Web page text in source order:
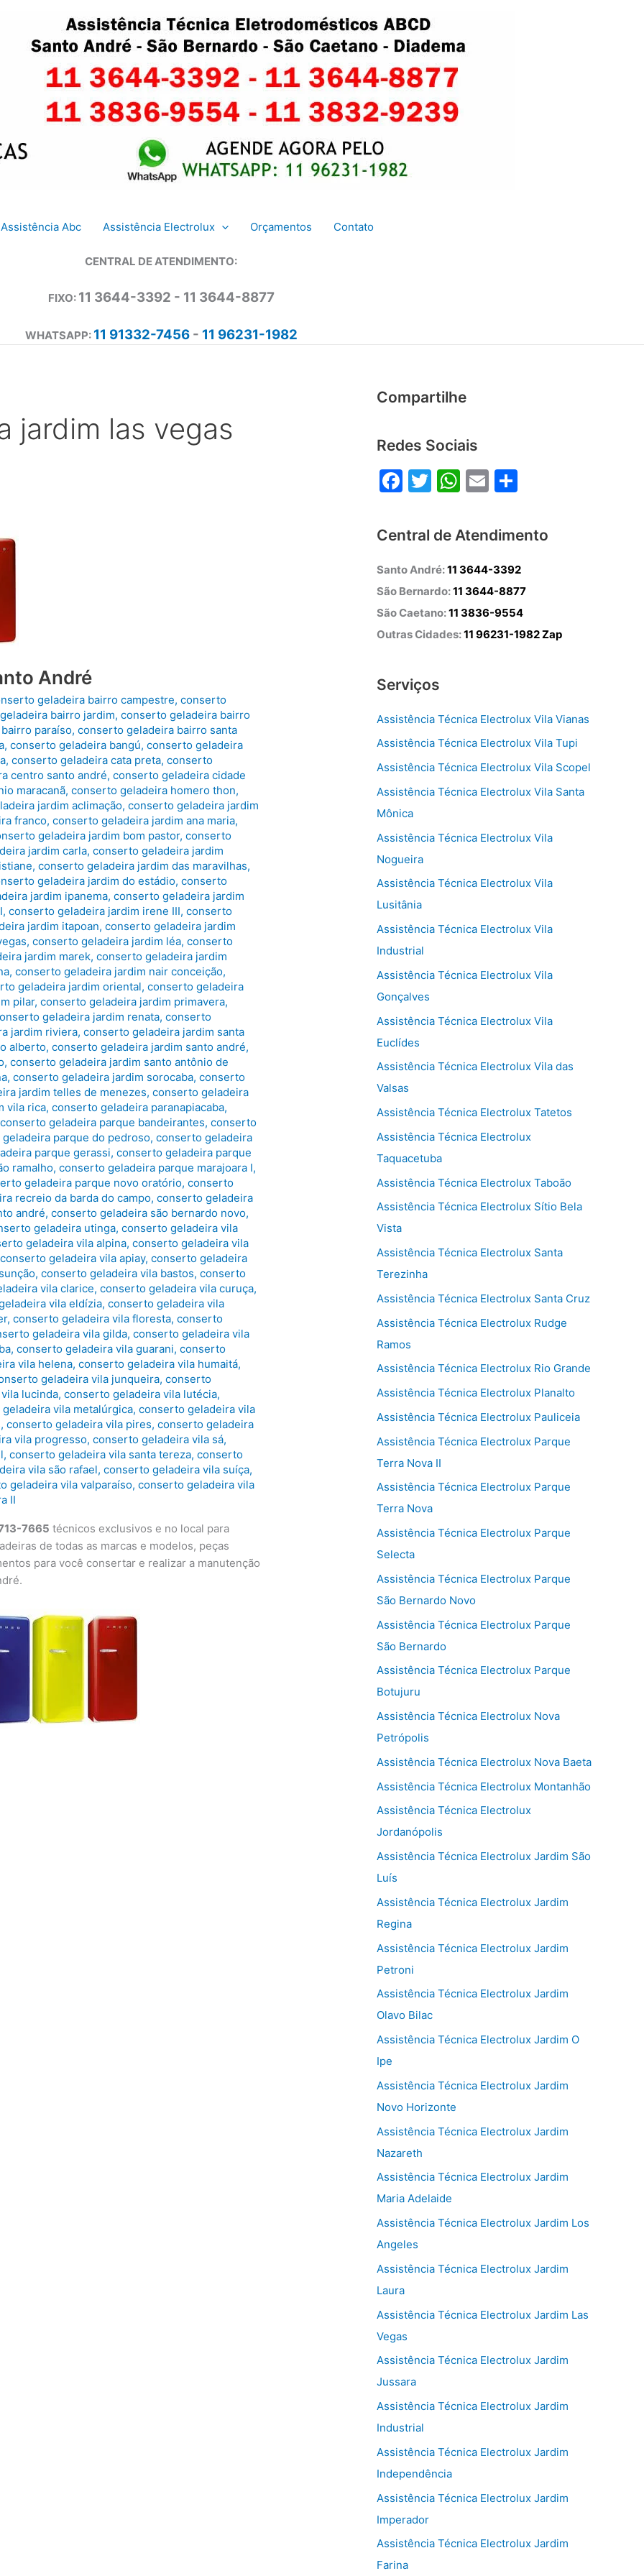
Assistência Abc Assistência Electrolux Orçamentos Contato
CENTRAL DE ATENDIMENTO:
FIXO: 11 3644-3392 - 11 3644-8877
WHATSAPP: 11 91332-7456- 11 96231-1982
jardim las vegas
André
geladeira bairro campestre,conserto
bairro jardim,conserto geladeira bairro
paraíso,conserto geladeira bairro santa
,conserto geladeira bangú,conserto geladeira
,conserto geladeira cata preta,conserto
centro santo andré,conserto geladeira cidade
maracanã,conserto geladeira homero thon,
jardim aclimação,conserto geladeira jardim
franco,conserto geladeira jardim ana maria,
geladeira jardim bom pastor,conserto
jardim carla,conserto geladeira jardim
,conserto geladeira jardim das maravilhas,
geladeira jardim do estádio,conserto
jardim ipanema,conserto geladeira jardim
,conserto geladeira jardim irene III,conserto
jardim itapoan,conserto geladeira jardim
,conserto geladeira jardim léa,conserto
jardim marek,conserto geladeira jardim
,conserto geladeira jardim nair conceição,
geladeira jardim oriental,conserto geladeira
pilar,conserto geladeira jardim primavera,
geladeira jardim renata,conserto
jardim riviera,conserto geladeira jardim santa
alberto,conserto geladeira jardim santo andré,
,conserto geladeira jardim santo antônio de
,conserto geladeira jardim sorocaba,conserto
jardim telles de menezes,conserto geladeira
vila rica,conserto geladeira paranapiacaba,
conserto geladeira parque bandeirantes,conserto
parque do pedroso,conserto geladeira
parque gerassi,conserto geladeira parque
ramalho,conserto geladeira parque marajoara I,
geladeira parque novo oratório,conserto
recreio da barda do campo,conserto geladeira
andré,conserto geladeira são bernardo novo,
geladeira utinga,conserto geladeira vila
geladeira vila alpina,conserto geladeira vila
conserto geladeira vila apiay,conserto geladeira
,conserto geladeira vila bastos,conserto
vila clarice,conserto geladeira vila curuça,
vila eldízia,conserto geladeira vila
,conserto geladeira vila floresta,conserto
geladeira vila gilda,conserto geladeira vila
,conserto geladeira vila guarani,conserto
vila helena,conserto geladeira vila humaitá,
geladeira vila junqueira,conserto
lucinda,conserto geladeira vila lutécia,
vila metalúrgica,conserto geladeira vila
,conserto geladeira vila pires,conserto geladeira
vila progresso,conserto geladeira vila sá,
,conserto geladeira vila santa tereza,conserto
vila são rafael,conserto geladeira vila suíça,
geladeira vila valparaíso,conserto geladeira vila
II
7665 técnicos exclusivos e no local para
de todas as marcas e modelos, peças
para você consertar e realizar a manutenção
Compartilhe
Redes Sociais
F
c
e
b
o
o
k
T
itt
er
W
at
s
A
p
p
E
ai
l
ar
e
Central de Atendimento
Santo André:11 3644-3392
São Bernardo:11 3644-8877
São Caetano:11 3836-9554
Outras Cidades:11 96231-1982 Zap
Serviços
Assistência Técnica Electrolux Vila Vianas
Assistência Técnica Electrolux Vila Tupi
Assistência Técnica Electrolux Vila Scopel
Assistência Técnica Electrolux Vila Santa
Mônica
Assistência Técnica Electrolux Vila
Nogueira
Assistência Técnica Electrolux Vila
Lusitânia
Assistência Técnica Electrolux Vila
Industrial
Assistência Técnica Electrolux Vila
Gonçalves
Assistência Técnica Electrolux Vila
Euclídes
Assistência Técnica Electrolux Vila das
Valsas
Assistência Técnica Electrolux Tatetos
Assistência Técnica Electrolux
Taquacetuba
Assistência Técnica Electrolux Taboão
Assistência Técnica Electrolux Sítio Bela
Vista
Assistência Técnica Electrolux Santa
Terezinha
Assistência Técnica Electrolux Santa Cruz
Assistência Técnica Electrolux Rudge
Ramos
Assistência Técnica Electrolux Rio Grande
Assistência Técnica Electrolux Planalto
Assistência Técnica Electrolux Pauliceia
Assistência Técnica Electrolux Parque
Terra Nova II
Assistência Técnica Electrolux Parque
Terra Nova
Assistência Técnica Electrolux Parque
Selecta
Assistência Técnica Electrolux Parque
São Bernardo Novo
Assistência Técnica Electrolux Parque
São Bernardo
Assistência Técnica Electrolux Parque
Botujuru
Assistência Técnica Electrolux Nova
Petrópolis
Assistência Técnica Electrolux Nova Baeta
Assistência Técnica Electrolux Montanhão
Assistência Técnica Electrolux
Jordanópolis
Assistência Técnica Electrolux Jardim São
Luís
Assistência Técnica Electrolux Jardim
Regina
Assistência Técnica Electrolux Jardim
Petroni
Assistência Técnica Electrolux Jardim
Olavo Bilac
Assistência Técnica Electrolux Jardim O
Ipe
Assistência Técnica Electrolux Jardim
Novo Horizonte
Assistência Técnica Electrolux Jardim
Nazareth
Assistência Técnica Electrolux Jardim
Maria Adelaide
Assistência Técnica Electrolux Jardim Los
Angeles
Assistência Técnica Electrolux Jardim
Laura
Assistência Técnica Electrolux Jardim Las
Vegas
Assistência Técnica Electrolux Jardim
Jussara
Assistência Técnica Electrolux Jardim
Industrial
Assistência Técnica Electrolux Jardim
Independência
Assistência Técnica Electrolux Jardim
Imperador
Assistência Técnica Electrolux Jardim
Farina